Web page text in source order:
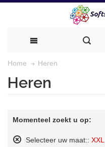
Home Heren
Heren
Momenteel zoekt u op:
Selecteer uw maat:: XXL